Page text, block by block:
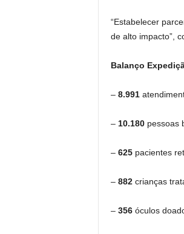
“Estabelecer
de alto impacto”,
Balanço
– 8.991
– 10.180pessoas
– 625pacientes
– 882crianças
– 356óculos